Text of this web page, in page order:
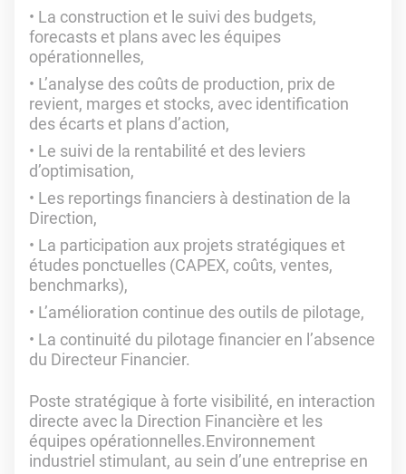
La construction et le suivi des budgets,
forecasts et plans avec les équipes
opérationnelles,
L’analyse des coûts de production, prix de
revient, marges et stocks, avec identification
des écarts et plans d’action,
Le suivi de la rentabilité et des leviers
d’optimisation,
Les reportings financiers à destination de la
Direction,
La participation aux projets stratégiques et
études ponctuelles (CAPEX, coûts, ventes,
benchmarks),
L’amélioration continue des outils de pilotage,
La continuité du pilotage financier en l’absence
du Directeur Financier.
Poste stratégique à forte visibilité, en interaction
directe avec la Direction Financière et les
équipes opérationnelles.Environnement
industriel stimulant, au sein d’une entreprise en